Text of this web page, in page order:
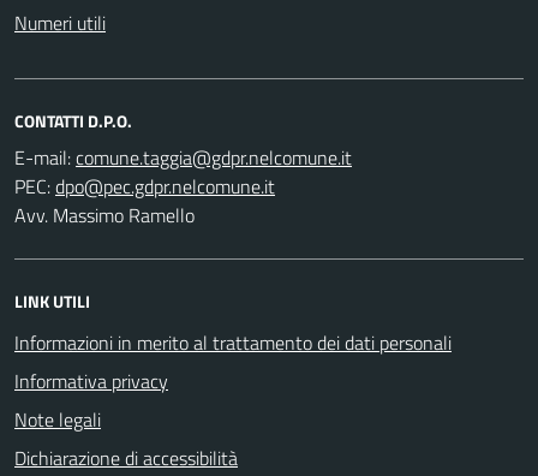
Numeri utili
CONTATTI D.P.O.
E-mail:
PEC:
Avv. Massimo Ramello
LINK UTILI
Informazioni in merito al trattamento dei dati personali
Informativa privacy
Note legali
Dichiarazione di accessibilità